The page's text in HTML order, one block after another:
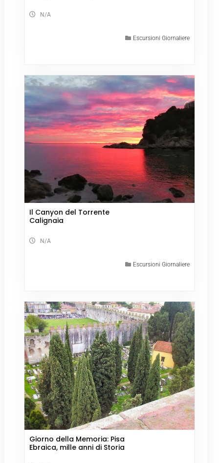
N/A
Escursioni Giornaliere
Il Canyon del Torrente
Calignaia
N/A
Escursioni Giornaliere
Giorno della Memoria: Pisa
Ebraica, mille anni di Storia